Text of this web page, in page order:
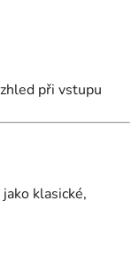
při vstupu
klasické,